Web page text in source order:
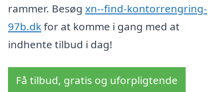
rammer. Besøg xn--find-kontorrengring-
97b.dkfor at komme i gang med at
indhente tilbud i dag!
Få tilbud, gratis og uforpligtende